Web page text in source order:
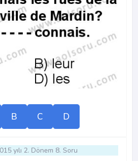
B C D
yılı 2. Dönem 8. Soru